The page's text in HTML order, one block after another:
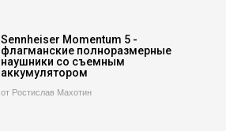
Sennheiser Momentum 5 -
флагманские полноразмерные
наушники со съемным
аккумулятором
от Ростислав Махотин